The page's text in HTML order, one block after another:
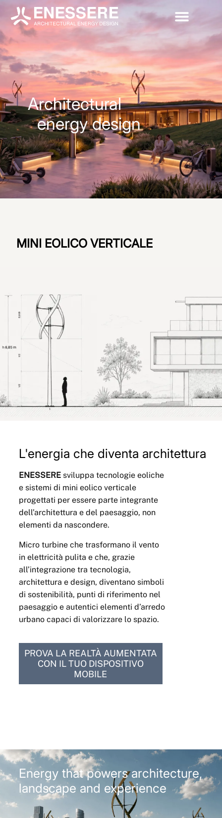
Architectural
energy design
MINI EOLICO VERTICALE
L'energia che diventa architettura
ENESSEREsviluppa tecnologie eoliche
e sistemi di mini eolico verticale
progettati per essere parte integrante
dell’architettura e del paesaggio, non
elementi da nascondere.
Micro turbine che trasformano il vento
in elettricità pulita e che, grazie
all’integrazione tra tecnologia,
architettura e design, diventano simboli
di sostenibilità, punti di riferimento nel
paesaggio e autentici elementi d’arredo
urbano capaci di valorizzare lo spazio.
PROVA LA REALTÀ AUMENTATA
CON IL TUO DISPOSITIVO
MOBILE
Energy that powers architecture,
landscape and experience